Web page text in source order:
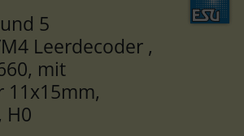
5
Leerdecoder ,
mit
11x15mm,
H0